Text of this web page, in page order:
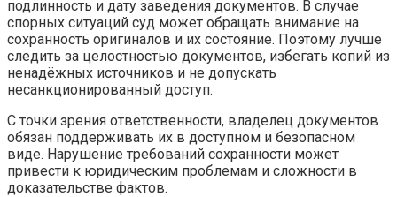
подлинность и дату заведения документов. В случае
спорных ситуаций суд может обращать внимание на
сохранность оригиналов и их состояние. Поэтому лучше
следить за целостностью документов, избегать копий из
ненадёжных источников и не допускать
несанкционированный доступ.
С точки зрения ответственности, владелец документов
обязан поддерживать их в доступном и безопасном
виде. Нарушение требований сохранности может
привести к юридическим проблемам и сложности в
доказательстве фактов.